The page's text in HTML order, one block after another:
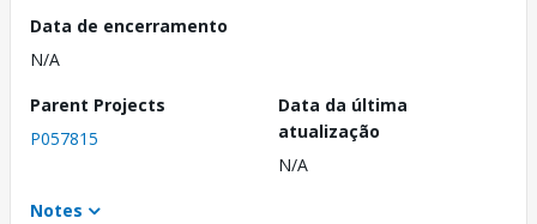
Data de encerramento
N/A
Parent Projects
P057815
Data da última
atualização
N/A
Notes